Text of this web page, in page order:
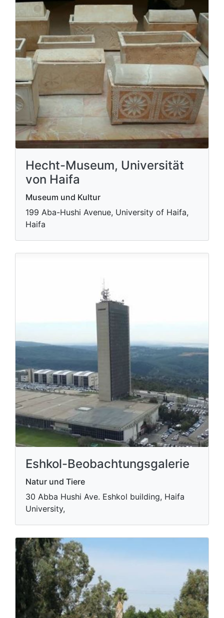
Hecht-Museum, Universität
von Haifa
Museum und Kultur
199 Aba-Hushi Avenue, University of Haifa,
Haifa
Eshkol-Beobachtungsgalerie
Natur und Tiere
30 Abba Hushi Ave. Eshkol building, Haifa
University,